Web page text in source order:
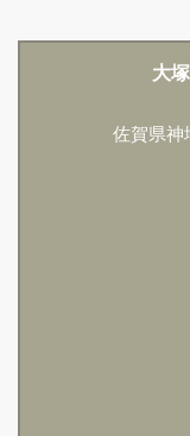
大
佐賀県神